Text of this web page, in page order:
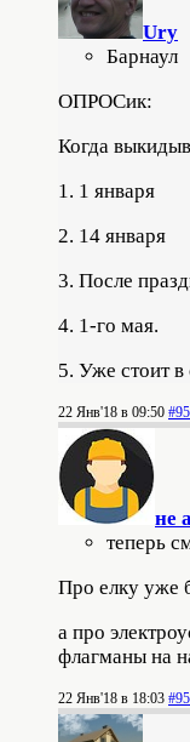
Ury
Барнаул
ОПРОСик:
Когда
1. 1 января
2. 14 января
3. После
4. 1-го мая.
5. Уже стоит в
22 Янв'18 в 09:50
не
теперь
Про елку уже
а про
флагманы на
22 Янв'18 в 18:03